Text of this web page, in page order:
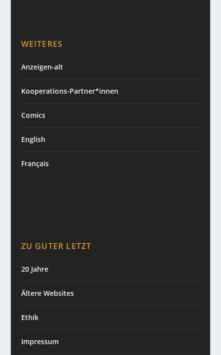
WEITERES
Anzeigen-alt
Kooperations-Partner*innen
Comics
English
Français
ZU GUTER LETZT
20 Jahre
Ältere Websites
Ethik
Impressum